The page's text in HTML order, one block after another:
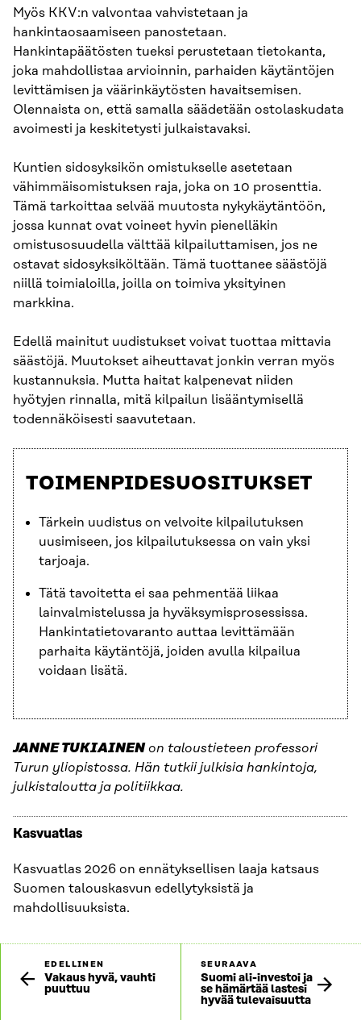
Myös KKV:n valvontaa vahvistetaan ja
hankintaosaamiseen panostetaan.
Hankintapäätösten tueksi perustetaan tietokanta,
joka mahdollistaa arvioinnin, parhaiden käytäntöjen
levittämisen ja väärinkäytösten havaitsemisen.
Olennaista on, että samalla säädetään ostolaskudata
avoimesti ja keskitetysti julkaistavaksi.
Kuntien sidosyksikön omistukselle asetetaan
vähimmäisomistuksen raja, joka on 10 prosenttia.
Tämä tarkoittaa selvää muutosta nykykäytäntöön,
jossa kunnat ovat voineet hyvin pienelläkin
omistusosuudella välttää kilpailuttamisen, jos ne
ostavat sidosyksiköltään. Tämä tuottanee säästöjä
niillä toimialoilla, joilla on toimiva yksityinen
markkina.
Edellä mainitut uudistukset voivat tuottaa mittavia
säästöjä. Muutokset aiheuttavat jonkin verran myös
kustannuksia. Mutta haitat kalpenevat niiden
hyötyjen rinnalla, mitä kilpailun lisääntymisellä
todennäköisesti saavutetaan.
TOIMENPIDESUOSITUKSET
Tärkein uudistus on velvoite kilpailutuksen
uusimiseen, jos kilpailutuksessa on vain yksi
tarjoaja.
Tätä tavoitetta ei saa pehmentää liikaa
lainvalmistelussa ja hyväksymisprosessissa.
Hankintatietovaranto auttaa levittämään
parhaita käytäntöjä, joiden avulla kilpailua
voidaan lisätä.
JANNE TUKIAINENon taloustieteen professori
Turun yliopistossa. Hän tutkii julkisia hankintoja,
julkistaloutta ja politiikkaa.
Kasvuatlas
Kasvuatlas 2026 on ennätyksellisen laaja katsaus
Suomen talouskasvun edellytyksistä ja
mahdollisuuksista.
EDELLINEN
Vakaus hyvä, vauhti
puuttuu
SEURAAVA
Suomi ali-investoi ja
se hämärtää lastesi
hyvää tulevaisuutta